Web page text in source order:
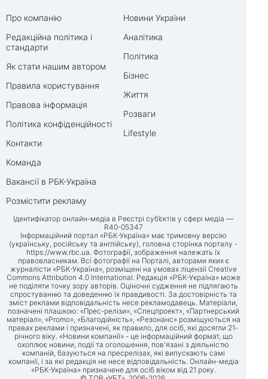
Про компанію
Редакційна політика і
стандарти
Як стати нашим автором
Правила користування
Правова інформація
Політика конфіденційності
Контакти
Команда
Вакансії в РБК-Україна
Розмістити рекламу
Новини України
Аналітика
Політика
Бізнес
Життя
Розваги
Lifestyle
Ідентифікатор онлайн-медіа в Реєстрі суб’єктів у сфері медіа —
R40-05347
Інформаційний портал «РБК-Україна» має тримовну версію
(українську, російську та англійську), головна сторінка порталу -
https://www.rbc.ua. Фотографії, зображення належать їх
правовласникам. Всі фотографії на Порталі, авторами яких є
журналісти «РБК-Україна», розміщені на умовах ліцензії Creative
Commons Attribution 4.0 International. Редакція «РБК-Україна» може
не поділяти точку зору авторів. Оціночні судження не підлягають
спростуванню та доведенню їх правдивості. За достовірність та
зміст реклами відповідальність несе рекламодавець. Матеріали,
позначені плашкою: «Прес-релізи», «Спецпроект», «Партнерський
матеріал», «Promo», «Благодійність», «Резонанс» розміщуються на
правах реклами і призначені, як правило, для осіб, які досягли 21-
річного віку. «Новини компанії» - це інформаційний формат, що
охоплює новини, події та оголошення, пов'язані з діяльністю
компаній, базуються на пресрелізах, які випускають самі
компанії, і за які редакція не несе відповідальність. Онлайн-медіа
«РБК-Україна» призначене для осіб віком від 21 року.